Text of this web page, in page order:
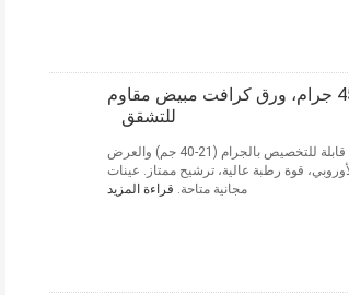
ورق مغلف آمن غذائيًا لغطاء الزبادي 43 / 45 جرام، ورق كرافت مبيض مقاوم
للتشقق
ورقة قاعدة فلتر القهوة من لب الخشب البكر الملائمة للطعام. قابلة للتخصيص بالجرام (21-40 جم) والعرض
الأوروبي، قوة رطبة عالية، ترشيح ممتاز. عينات
مجانية متاحة. قراءة المزيد